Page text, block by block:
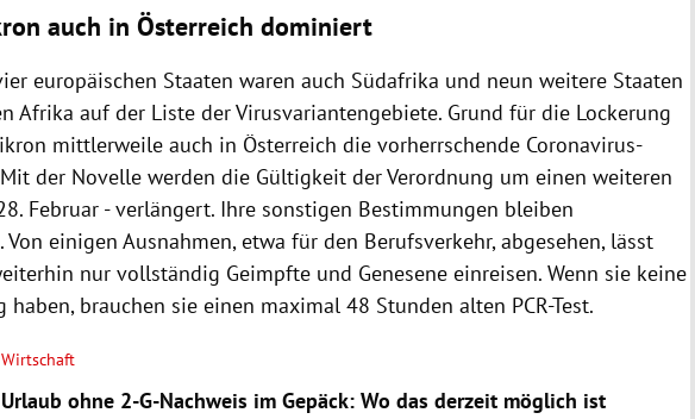
auch in Österreich dominiert
europäischen Staaten waren auch Südafrika und neun weitere Staaten
Afrika auf der Liste der Virusvariantengebiete. Grund für die Lockerung
mittlerweile auch in Österreich die vorherrschende Coronavirus-
der Novelle werden die Gültigkeit der Verordnung um einen weiteren
Februar - verlängert. Ihre sonstigen Bestimmungen bleiben
Von einigen Ausnahmen, etwa für den Berufsverkehr, abgesehen, lässt
nur vollständig Geimpfte und Genesene einreisen. Wenn sie keine
brauchen sie einen maximal 48 Stunden alten PCR-Test.
Wirtschaft
Urlaub ohne 2-G-Nachweis im Gepäck: Wo das derzeit möglich ist